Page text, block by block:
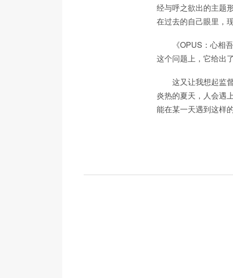
经与呼之欲出的主题
在过去的自己眼里，
《OPUS：心相
这个问题上，它给出
这又让我想起监
炎热的夏天，人会遇
能在某一天遇到这样的